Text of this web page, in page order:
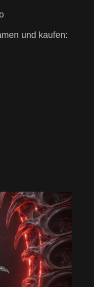
und kaufen: